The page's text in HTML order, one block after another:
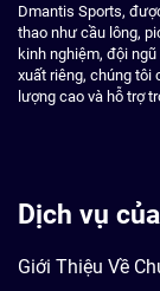
Dmantis Sports,
thao như cầu lông,
kinh nghiệm, đội
xuất riêng, chúng tôi
lượng cao và hỗ trợ
Dịch vụ
Giới Thiệu Về